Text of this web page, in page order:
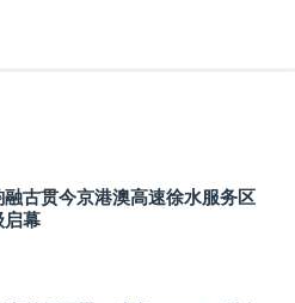
古贯今京港澳高速徐水服务区
启幕